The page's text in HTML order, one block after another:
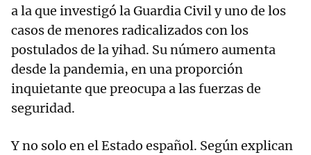
a la que investigó la Guardia Civil y uno de los
casos de menores radicalizados con los
postulados de la yihad. Su número aumenta
desde la pandemia, en una proporción
inquietante que preocupa a las fuerzas de
seguridad.
Y no solo en el Estado español. Según explican